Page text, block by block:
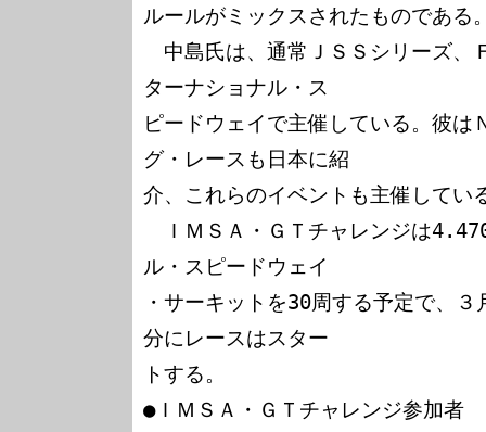
ルールがミックスされたものである
中島氏は、通常ＪＳＳシリーズ、
ターナショナル・ス
ピードウェイで主催している。彼は
グ・レースも日本に紹
介、これらのイベントも主催してい
ＩＭＳＡ・ＧＴチャレンジは
ル・スピードウェイ
・サーキットを30周する予定で、
分にレースはスター
トする。
●ＩＭＳＡ・ＧＴチャレンジ参加者